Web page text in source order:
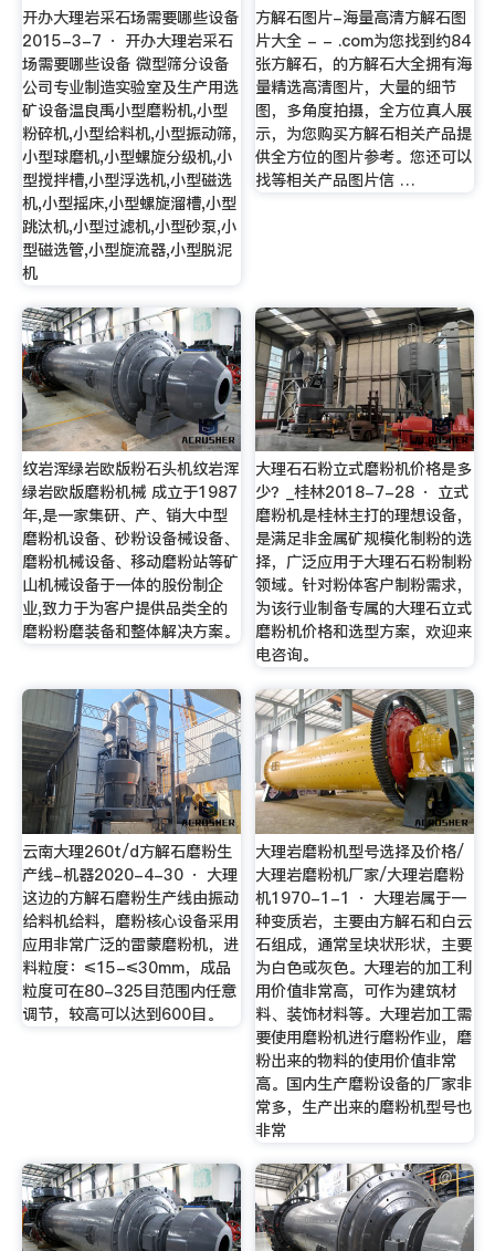
开办大理岩采石场需要哪些设备
2015-3-7 · 开办大理岩采石
场需要哪些设备 微型筛分设备
公司专业制造实验室及生产用选
矿设备温良禹小型磨粉机,小型
粉碎机,小型给料机,小型振动筛,
小型球磨机,小型螺旋分级机,小
型搅拌槽,小型浮选机,小型磁选
机,小型摇床,小型螺旋溜槽,小型
跳汰机,小型过滤机,小型砂泵,小
型磁选管,小型旋流器,小型脱泥
机
方解石图片-海量高清方解石图
片大全 - - .com为您找到约84
张方解石，的方解石大全拥有海
量精选高清图片，大量的细节
图，多角度拍摄，全方位真人展
示，为您购买方解石相关产品提
供全方位的图片参考。您还可以
找等相关产品图片信 …
纹岩浑绿岩欧版粉石头机纹岩浑
绿岩欧版磨粉机械 成立于1987
年,是一家集研、产、销大中型
磨粉机设备、砂粉设备械设备、
磨粉机械设备、移动磨粉站等矿
山机械设备于一体的股份制企
业,致力于为客户提供品类全的
磨粉粉磨装备和整体解决方案。
大理石石粉立式磨粉机价格是多
少？_桂林2018-7-28 · 立式
磨粉机是桂林主打的理想设备，
是满足非金属矿规模化制粉的选
择，广泛应用于大理石石粉制粉
领域。针对粉体客户制粉需求，
为该行业制备专属的大理石立式
磨粉机价格和选型方案，欢迎来
电咨询。
云南大理260t/d方解石磨粉生
产线-机器2020-4-30 · 大理
这边的方解石磨粉生产线由振动
给料机给料，磨粉核心设备采用
应用非常广泛的雷蒙磨粉机，进
料粒度：≤15-≤30mm，成品
粒度可在80-325目范围内任意
调节，较高可以达到600目。
大理岩磨粉机型号选择及价格/
大理岩磨粉机厂家/大理岩磨粉
机1970-1-1 · 大理岩属于一
种变质岩，主要由方解石和白云
石组成，通常呈块状形状，主要
为白色或灰色。大理岩的加工利
用价值非常高，可作为建筑材
料、装饰材料等。大理岩加工需
要使用磨粉机进行磨粉作业，磨
粉出来的物料的使用价值非常
高。国内生产磨粉设备的厂家非
常多，生产出来的磨粉机型号也
非常